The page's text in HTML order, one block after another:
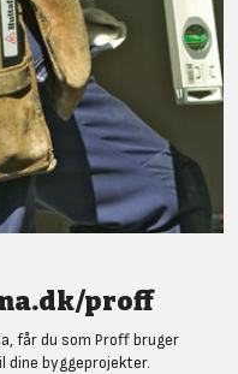
proff
får du som Proff bruger
dine byggeprojekter.